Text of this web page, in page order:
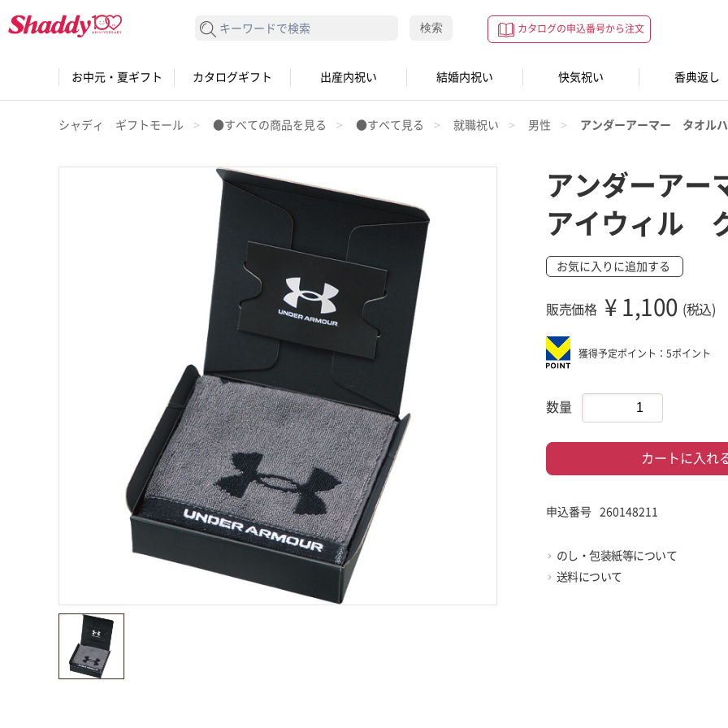
カタログの申込番号から注文
検索する 検索
お中元・夏ギフト カタログギフト 出産内祝い 結婚内祝い 快気祝い 香典返し
シャディ ギフトモール ●すべての商品を見る ●すべて見る 就職祝い 男性 アンダーアーマー タオル
アンダーア
アイウィル
お気に入りに追加する
販売価格 ¥ 1,100 (税込)
獲得予定ポイント：5ポイント
数量
カートに入れ
申込番号 260148211
のし・包装紙等について
送料について